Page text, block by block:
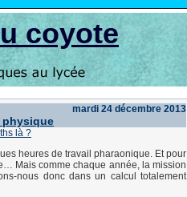
coyote
mardi 24 décembre 2013
physique
là ?
heures de travail pharaonique. Et pour
Mais comme chaque année, la mission
nous donc dans un calcul totalement